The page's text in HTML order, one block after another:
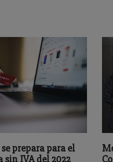
prepara para el
sin IVA del 2022